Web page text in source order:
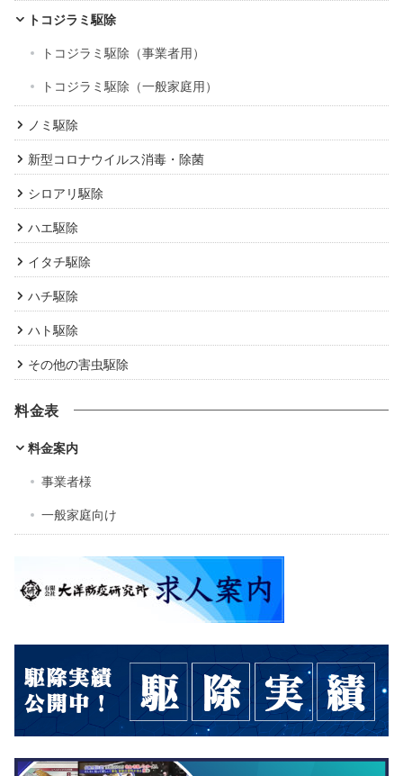
トコジラミ駆除
トコジラミ駆除（事業者用）
トコジラミ駆除（一般家庭用）
ノミ駆除
新型コロナウイルス消毒・除菌
シロアリ駆除
ハエ駆除
イタチ駆除
ハチ駆除
ハト駆除
その他の害虫駆除
料金表
料金案内
事業者様
一般家庭向け